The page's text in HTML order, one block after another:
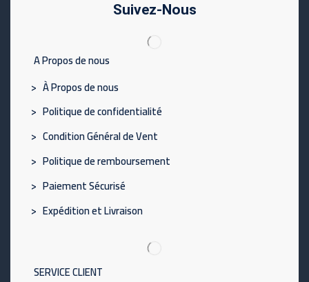
Suivez-Nous
A Propos de nous
> À Propos de nous
> Politique de confidentialité
> Condition Général de Vent
> Politique de remboursement
> Paiement Sécurisé
> Expédition et Livraison
SERVICE CLIENT